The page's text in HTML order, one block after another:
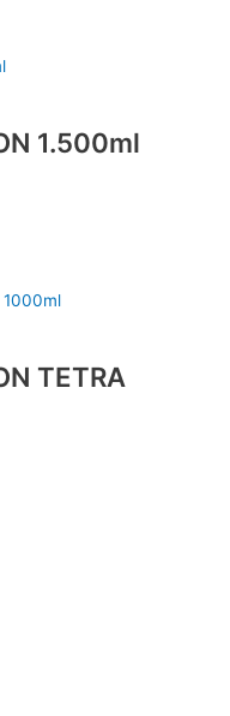
1.500ml
TETRA